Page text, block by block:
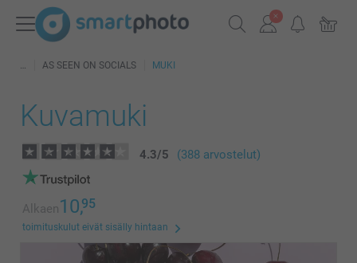
AS SEEN ON SOCIALS MUKI
Kuvamuki
4.3/5 (388 arvostelut)
Alkaen10,95
toimituskulut eivät sisälly hintaan